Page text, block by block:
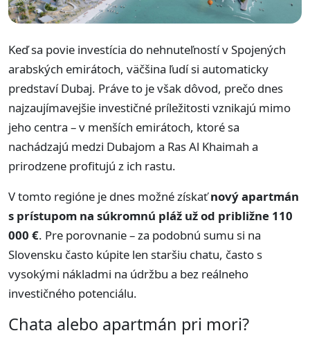
Keď sa povie investícia do nehnuteľností v Spojených
arabských emirátoch, väčšina ľudí si automaticky
predstaví Dubaj. Práve to je však dôvod, prečo dnes
najzaujímavejšie investičné príležitosti vznikajú mimo
jeho centra – v menších emirátoch, ktoré sa
nachádzajú medzi Dubajom a Ras Al Khaimah a
prirodzene profitujú z ich rastu.
V tomto regióne je dnes možné získaťnový apartmán
s prístupom na súkromnú pláž už od približne 110
000 €. Pre porovnanie – za podobnú sumu si na
Slovensku často kúpite len staršiu chatu, často s
vysokými nákladmi na údržbu a bez reálneho
investičného potenciálu.
Chata alebo apartmán pri mori?